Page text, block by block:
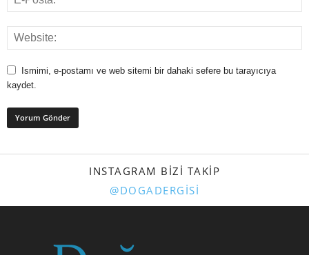
Ismimi, e-postamı ve web sitemi bir dahaki sefere bu tarayıcıya
kaydet.
INSTAGRAM BIZI TAKIP
@DOGADERGISI